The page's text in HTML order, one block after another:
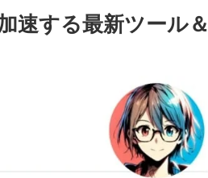
速する最新ツール＆